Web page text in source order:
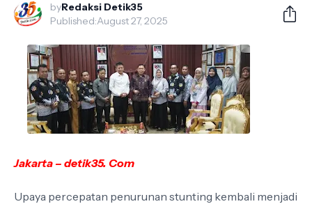
byRedaksi Detik35
Published:August 27, 2025
Jakarta – detik35. Com
Upaya percepatan penurunan stunting kembali menjadi